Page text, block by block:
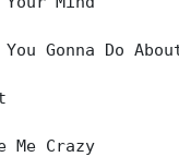
Gonna Do
Me Crazy